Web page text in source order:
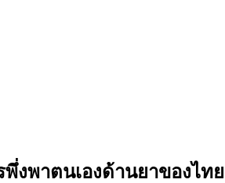
งพาตนเองด้านยาของไท